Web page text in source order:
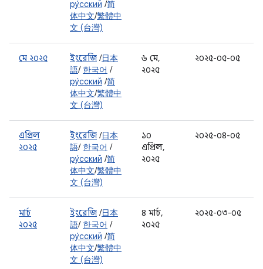
ру́сский /简
体中文/繁體中
文 (台灣)
মে ২০২৫ ইংরেজি /日本
語/ 한국어 /
ру́сский /简
体中文/繁體中
文 (台灣)
৬ মে,
২০২৫
২০২৫-০৫-০৫
এপ্রিল
২০২৫
ইংরেজি /日本
語/ 한국어 /
ру́сский /简
体中文/繁體中
文 (台灣)
১০
এপ্রিল,
২০২৫
২০২৫-০৪-০৫
মার্চ
২০২৫
ইংরেজি /日本
語/ 한국어 /
ру́сский /简
体中文/繁體中
文 (台灣)
৪ মার্চ,
২০২৫
২০২৫-০৩-০৫